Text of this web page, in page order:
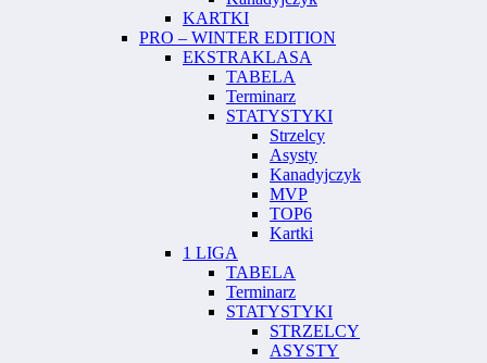
KARTKI
PRO – WINTER EDITION
EKSTRAKLASA
TABELA
Terminarz
STATYSTYKI
Strzelcy
Asysty
Kanadyjczyk
MVP
TOP6
Kartki
1 LIGA
TABELA
Terminarz
STATYSTYKI
STRZELCY
ASYSTY